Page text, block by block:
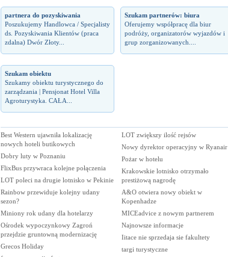
partnera do pozyskiwania
Poszukujemy Handlowca / Specjalisty
ds. Pozyskiwania Klientów (praca
zdalna) Dwór Złoty...
Szukam partnerów: biura
Oferujemy współpracę dla biur
podróży, organizatorów wyjazdów i
grup zorganizowanych....
Szukam obiektu
Szukamy obiektu turystycznego do
zarządzania | Pensjonat Hotel Villa
Agroturystyka. CAŁA...
Best Western ujawniła lokalizację
nowych hoteli butikowych
Dobry luty w Poznaniu
FlixBus przywraca kolejne połączenia
LOT poleci na drugie lotnisko w Pekinie
Rainbow przewiduje kolejny udany
sezon?
Miniony rok udany dla hotelarzy
Ośrodek wypoczynkowy Zagroń
przejdzie gruntowną modernizację
Grecos Holiday
LOT zwiększy ilość rejsów
Nowy dyrektor operacyjny w Ryanair
Pożar w hotelu
Krakowskie lotnisko otrzymało
prestiżową nagrodę
A&O otwiera nowy obiekt w
Kopenhadze
MICEadvice z nowym partnerem
Najnowsze informacje
Iitace nie sprzedaja sie fakultety
targi turystyczne